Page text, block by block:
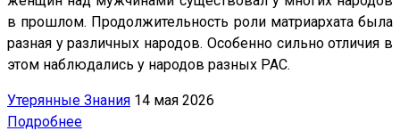
в прошлом. Продолжительность роли матриархата была
разная у различных народов. Особенно сильно отличия в
этом наблюдались у народов разных РАС.
Утерянные Знания 14 мая 2026
Подробнее